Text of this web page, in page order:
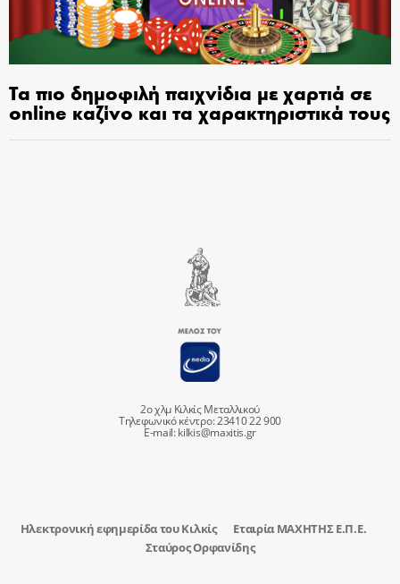
Τα πιο δημοφιλή παιχνίδια με χαρτιά σε
online καζίνο και τα χαρακτηριστικά τους
2ο χλμ Κιλκίς Μεταλλικού
Τηλεφωνικό κέντρο: 23410 22 900
E-mail:kilkis@maxitis.gr
Ηλεκτρονική εφημερίδα του Κιλκίς
Εταιρία ΜΑΧΗΤΗΣ Ε.Π.Ε.
Σταύρος Ορφανίδης